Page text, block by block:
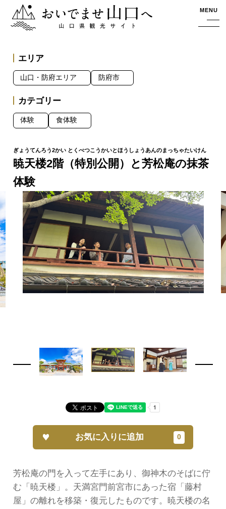
おいでませ山口へー山口県観光サイト MENU
暁天楼2階（特別公開）と芳松庵の抹茶
体験
芳松庵の門を入って左手にあり、御神木のそばに佇
む「暁天楼」。天満宮門前宮市にあった宿「藤村
屋」の離れを移築・復元したものです。暁天楼の名
お気に入りに追加
エリア
山口・防府エリア 防府市
カテゴリー
体験 食体験